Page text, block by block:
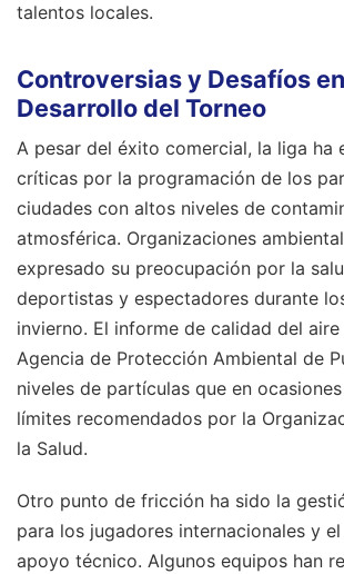
talentos locales.
Controversias y Desafíos
Desarrollo del Torneo
A pesar del éxito comercial, la liga ha
críticas por la programación de los
ciudades con altos niveles de
atmosférica. Organizaciones
expresado su preocupación por la
deportistas y espectadores durante
invierno. El informe de calidad del
Agencia de Protección Ambiental de
niveles de partículas que en
límites recomendados por la
la Salud.
Otro punto de fricción ha sido la
para los jugadores internacionales y
apoyo técnico. Algunos equipos han